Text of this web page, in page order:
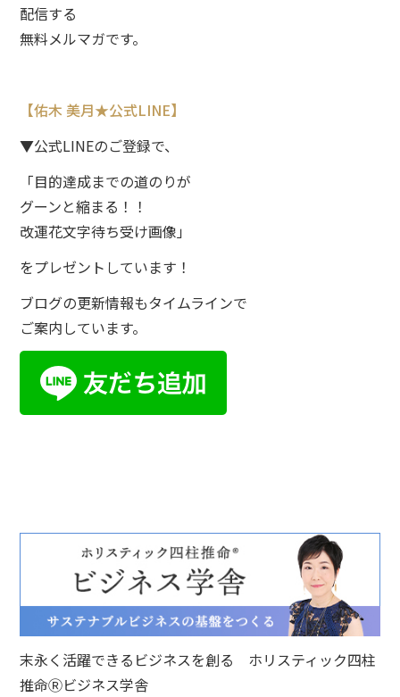
配信する
無料メルマガです。
【佑木 美月★公式LINE】
▼公式LINEのご登録で、
「目的達成までの道のりが
グーンと縮まる！！
改運花文字待ち受け画像」
をプレゼントしています！
ブログの更新情報もタイムラインで
ご案内しています。
末永く活躍できるビジネスを創る ホリスティック四柱
推命Ⓡビジネス学舎